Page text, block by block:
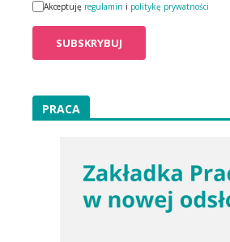
Akceptuję regulamin i politykę prywatności
PRACA